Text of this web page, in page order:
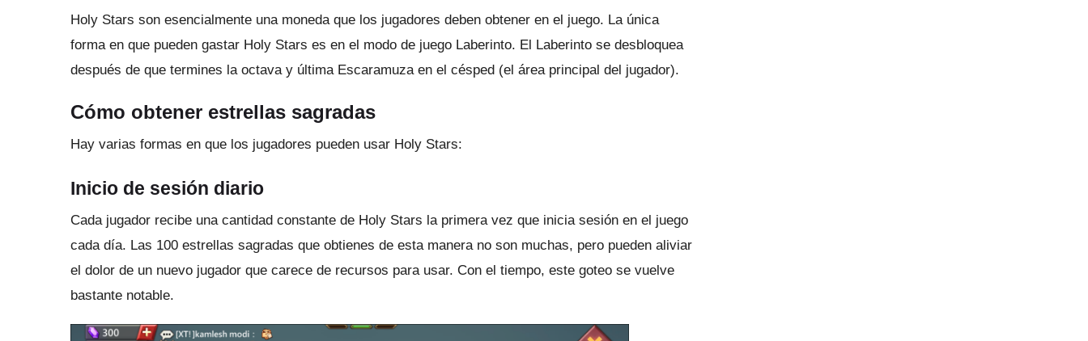
Holy Stars son esencialmente una moneda que los jugadores deben obtener en el juego. La única
forma en que pueden gastar Holy Stars es en el modo de juego Laberinto. El Laberinto se desbloquea
después de que termines la octava y última Escaramuza en el césped (el área principal del jugador).
Cómo obtener estrellas sagradas
Hay varias formas en que los jugadores pueden usar Holy Stars:
Inicio de sesión diario
Cada jugador recibe una cantidad constante de Holy Stars la primera vez que inicia sesión en el juego
cada día. Las 100 estrellas sagradas que obtienes de esta manera no son muchas, pero pueden aliviar
el dolor de un nuevo jugador que carece de recursos para usar. Con el tiempo, este goteo se vuelve
bastante notable.